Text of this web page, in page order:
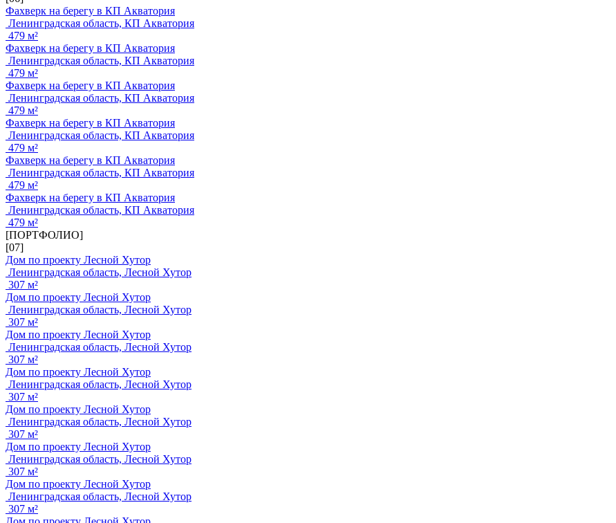
Фахверк на берегу в КП Акватория
Ленинградская область, КП Акватория
479 м²
Фахверк на берегу в КП Акватория
Ленинградская область, КП Акватория
479 м²
Фахверк на берегу в КП Акватория
Ленинградская область, КП Акватория
479 м²
Фахверк на берегу в КП Акватория
Ленинградская область, КП Акватория
479 м²
Фахверк на берегу в КП Акватория
Ленинградская область, КП Акватория
479 м²
Фахверк на берегу в КП Акватория
Ленинградская область, КП Акватория
479 м²
[ПОРТФОЛИО]
[07]
Дом по проекту Лесной Хутор
Ленинградская область, Лесной Хутор
307 м²
Дом по проекту Лесной Хутор
Ленинградская область, Лесной Хутор
307 м²
Дом по проекту Лесной Хутор
Ленинградская область, Лесной Хутор
307 м²
Дом по проекту Лесной Хутор
Ленинградская область, Лесной Хутор
307 м²
Дом по проекту Лесной Хутор
Ленинградская область, Лесной Хутор
307 м²
Дом по проекту Лесной Хутор
Ленинградская область, Лесной Хутор
307 м²
Дом по проекту Лесной Хутор
Ленинградская область, Лесной Хутор
307 м²